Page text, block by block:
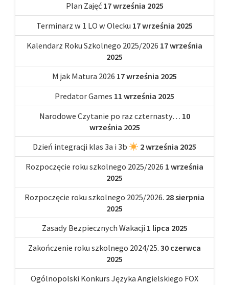
Plan Zajęć 17 września 2025
Terminarz w 1 LO w Olecku 17 września 2025
Kalendarz Roku Szkolnego 2025/2026 17 września
2025
M jak Matura 2026 17 września 2025
Predator Games 11 września 2025
Narodowe Czytanie po raz czternasty… 10
września 2025
Dzień integracji klas 3a i 3b
2 września 2025
Rozpoczęcie roku szkolnego 2025/2026 1 września
2025
Rozpoczęcie roku szkolnego 2025/2026. 28 sierpnia
2025
Zasady Bezpiecznych Wakacji 1 lipca 2025
Zakończenie roku szkolnego 2024/25. 30 czerwca
2025
Ogólnopolski Konkurs Języka Angielskiego FOX